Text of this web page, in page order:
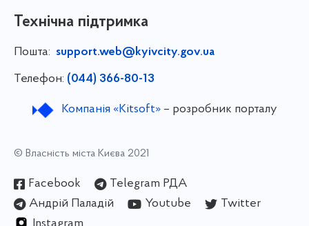
Технічна підтримка
Пошта: support.web@kyivcity.gov.ua
Телефон: (044) 366-80-13
Компанія «Kitsoft»– розробник порталу
© Власність міста Києва 2021
Facebook
Telegram РДА
Андрій Паладій
Youtube
Twitter
Instagram